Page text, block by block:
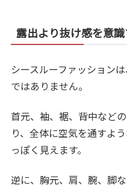
露出より抜け感を意識
シースルーファッション
ではありません。
首元、袖、裾、背中など
り、全体に空気を通すよ
っぽく見えます。
逆に、胸元、肩、腕、脚